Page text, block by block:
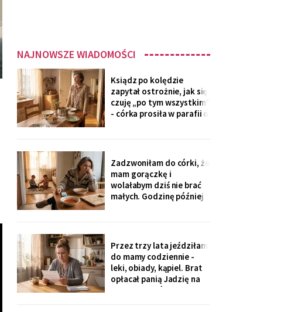
NAJNOWSZE WIADOMOŚCI
Ksiądz po kolędzie
zapytał ostrożnie, jak się
czuję „po tym wszystkim"
- córka prosiła w parafii o
ja co niedzielę czekam z
obiadem. Ostatni raz
przyszli we wrześniu.
Zadzwoniłam do córki, że
mam gorączkę i
wolałabym dziś nie brać
małych. Godzinę później
przyszedł SMS: „Podasz
im obiad? Wrócimy
głodni".
Przez trzy lata jeździłam
do mamy codziennie -
leki, obiady, kąpiel. Brat
opłacał panią Jadzię na
kilka poranków w